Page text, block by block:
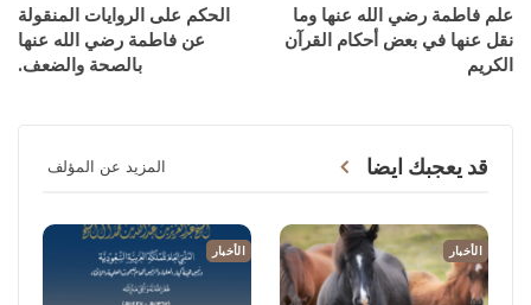
علم فاطمة رضي الله عنها وما
نقل عنها في بعض أحكام القرآن
الكريم
الحكم على الروايات المنقولة
عن فاطمة رضي الله عنها
بالصحة والضعف.
قد يعجبك ايضا المزيد عن المؤلف
الأخبار الأخبار